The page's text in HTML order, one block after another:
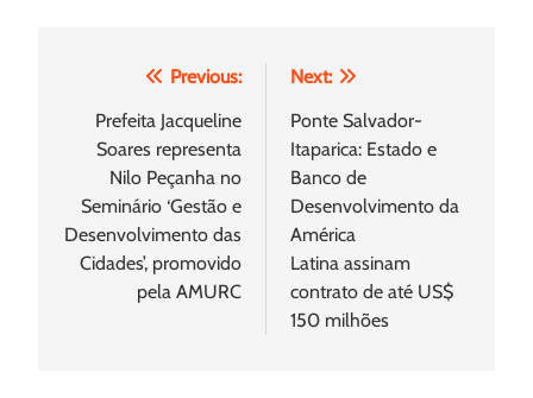
Navegação
Post
Previous:
Prefeita Jacqueline
Soares representa
Nilo Peçanha no
Seminário ‘Gestão e
Desenvolvimento das
Cidades’, promovido
pela AMURC
Next:
Ponte Salvador-
Itaparica: Estado e
Banco de
Desenvolvimento da
América
Latina assinam
contrato de até US$
150 milhões